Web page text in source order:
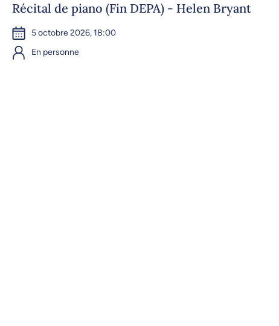
Récital de piano (Fin DEPA) - Helen Bryant
5 octobre 2026, 18:00
En personne